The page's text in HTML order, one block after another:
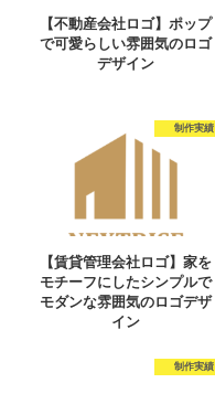
【不動産会社ロゴ】ポップ
で可愛らしい雰囲気のロゴ
デザイン
制作実績
【賃貸管理会社ロゴ】家を
モチーフにしたシンプルで
モダンな雰囲気のロゴデザ
イン
制作実績